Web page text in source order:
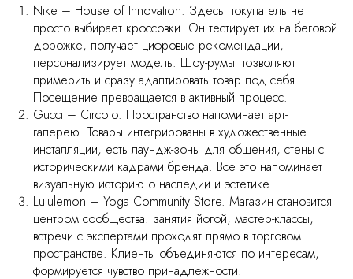
Nike – House of Innovation. Здесь покупатель не
просто выбирает кроссовки. Он тестирует их на беговой
дорожке, получает цифровые рекомендации,
персонализирует модель. Шоу-румы позволяют
примерить и сразу адаптировать товар под себя.
Посещение превращается в активный процесс.
Gucci – Circolo. Пространство напоминает арт-
галерею. Товары интегрированы в художественные
инсталляции, есть лаундж-зоны для общения, стены с
историческими кадрами бренда. Все это напоминает
визуальную историю о наследии и эстетике.
Lululemon – Yoga Community Store. Магазин становится
центром сообщества: занятия йогой, мастер-классы,
встречи с экспертами проходят прямо в торговом
пространстве. Клиенты объединяются по интересам,
формируется чувство принадлежности.